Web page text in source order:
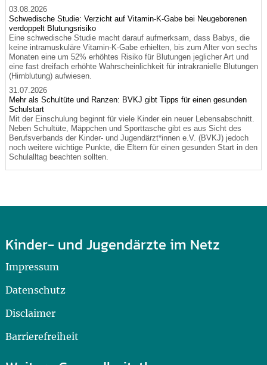
03.08.2026
Schwedische Studie: Verzicht auf Vitamin-K-Gabe bei Neugeborenen
verdoppelt Blutungsrisiko
Eine schwedische Studie macht darauf aufmerksam, dass Babys, die
keine intramuskuläre Vitamin-K-Gabe erhielten, bis zum Alter von sechs
Monaten eine um 52% erhöhtes Risiko für Blutungen jeglicher Art und
eine fast dreifach erhöhte Wahrscheinlichkeit für intrakranielle Blutungen
(Hirnblutung) aufwiesen.
31.07.2026
Mehr als Schultüte und Ranzen: BVKJ gibt Tipps für einen gesunden
Schulstart
Mit der Einschulung beginnt für viele Kinder ein neuer Lebensabschnitt.
Neben Schultüte, Mäppchen und Sporttasche gibt es aus Sicht des
Berufsverbands der Kinder- und Jugendärzt*innen e.V. (BVKJ) jedoch
noch weitere wichtige Punkte, die Eltern für einen gesunden Start in den
Schulalltag beachten sollten.
Kinder- und Jugendärzte im Netz
Impressum
Datenschutz
Disclaimer
Barrierefreiheit